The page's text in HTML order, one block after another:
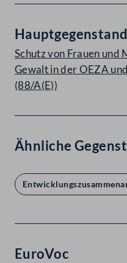
Schutz von Frauen und
Gewalt in der OEZA
(88/A(E))
Ähnliche
EuroVoc